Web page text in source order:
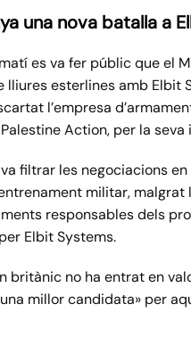
una nova batalla a
es va fer públic que el
esterlines amb Elbit
l’empresa
Action, per la
filtrar les negociacions
militar,
responsables dels
Elbit Systems.
britànic no ha entrat en
millor candidata» per